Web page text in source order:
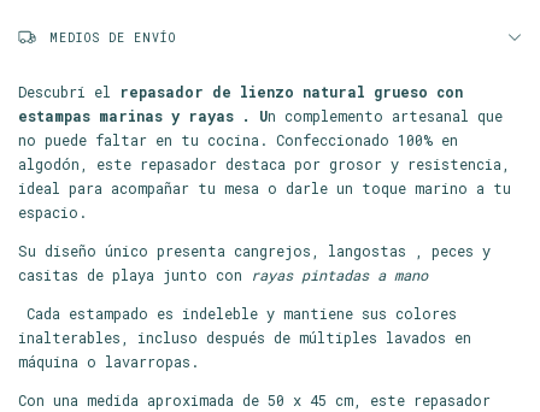
MEDIOS DE ENVÍO
Descubrí el
repasador de lienzo natural grueso con
estampas marinas y rayas . Un complemento artesanal que
no puede faltar en tu cocina. Confeccionado 100% en
algodón, este repasador destaca por grosor y resistencia,
ideal para acompañar tu mesa o darle un toque marino a tu
espacio.
Su diseño único presenta cangrejos, langostas , peces y
casitas de playa junto con
rayas pintadas a mano
Cada estampado es indeleble y mantiene sus colores
inalterables, incluso después de múltiples lavados en
máquina o lavarropas.
Con una medida aproximada de 50 x 45 cm, este repasador